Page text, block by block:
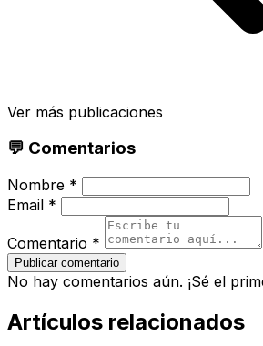
Ver más publicaciones
💬 Comentarios
Nombre *
Email *
Comentario *
Publicar comentario
No hay comentarios aún. ¡Sé el
Artículos relacionados